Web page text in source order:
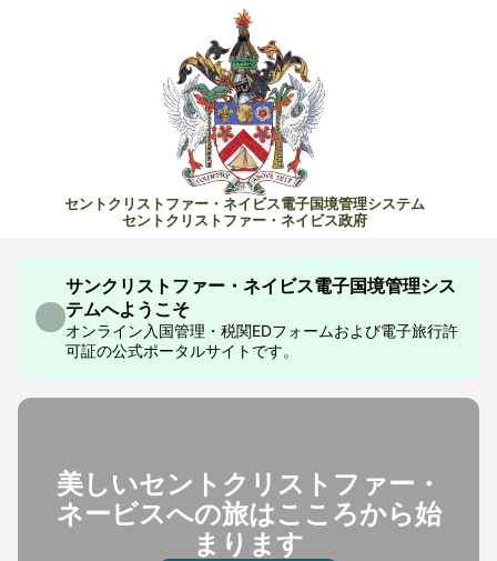
セントクリストファー・ネイビス電子国境管理システム
セントクリストファー・ネイビス政府
サンクリストファー・ネイビス電子国境管理シス
テムへようこそ
オンライン入国管理・税関EDフォームおよび電子旅行許
可証の公式ポータルサイトです。
美しいセントクリストファー・
ネービスへの旅はこころから始
まります